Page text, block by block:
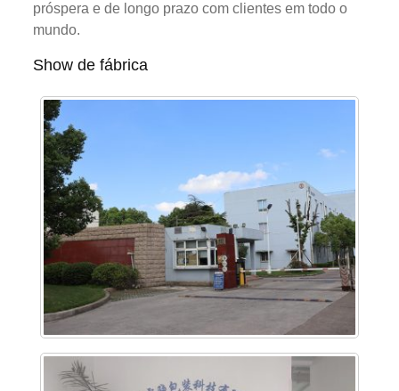
próspera e de longo prazo com clientes em todo o
mundo.
Show de fábrica